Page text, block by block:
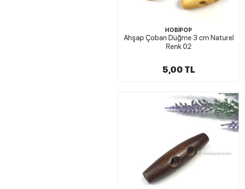
HOBİPOP
Ahşap Çoban Düğme 3 cm Naturel
Renk 02
5,00 TL